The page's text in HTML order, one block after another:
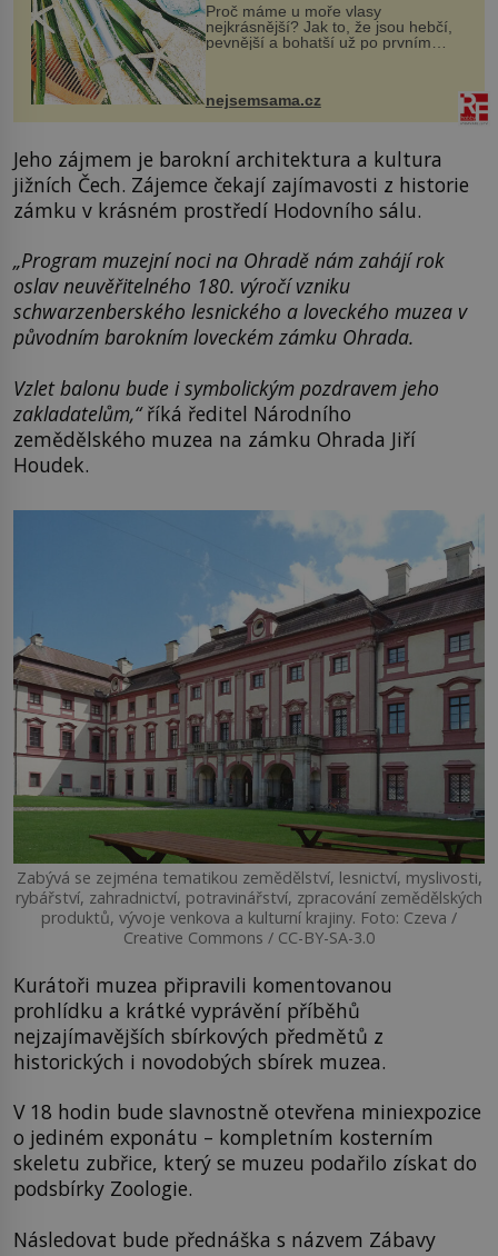
Proč máme u moře vlasy
nejkrásnější? Jak to, že jsou hebčí,
pevnější a bohatší už po prvním
vlasy. ...
nejsemsama.cz
Jeho zájmem je barokní architektura a kultura
jižních Čech. Zájemce čekají zajímavosti z historie
zámku v krásném prostředí Hodovního sálu.
„Program muzejní noci na Ohradě nám zahájí rok
oslav neuvěřitelného 180. výročí vzniku
schwarzenberského lesnického a loveckého muzea v
původním barokním loveckém zámku Ohrada.
Vzlet balonu bude i symbolickým pozdravem jeho
zakladatelům,“říká ředitel Národního
zemědělského muzea na zámku Ohrada Jiří
Houdek.
Zabývá se zejména tematikou zemědělství, lesnictví, myslivosti,
rybářství, zahradnictví, potravinářství, zpracování zemědělských
produktů, vývoje venkova a kulturní krajiny. Foto: Czeva /
Creative Commons / CC-BY-SA-3.0
Kurátoři muzea připravili komentovanou
prohlídku a krátké vyprávění příběhů
nejzajímavějších sbírkových předmětů z
historických i novodobých sbírek muzea.
V 18 hodin bude slavnostně otevřena miniexpozice
o jediném exponátu – kompletním kosterním
skeletu zubřice, který se muzeu podařilo získat do
podsbírky Zoologie.
Následovat bude přednáška s názvem Zábavy